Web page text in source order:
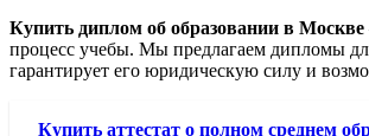
Купить диплом об образовании в Москве
процесс учебы. Мы предлагаем дипломы
гарантирует его юридическую силу и
Купить аттестат о полном среднем